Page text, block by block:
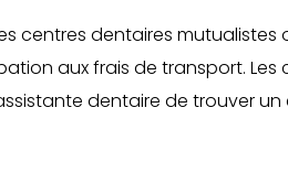
centres dentaires
aux frais de transport.
dentaire de trouver